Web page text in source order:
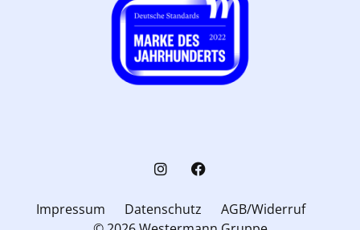
Impressum Datenschutz
AGB/Widerruf